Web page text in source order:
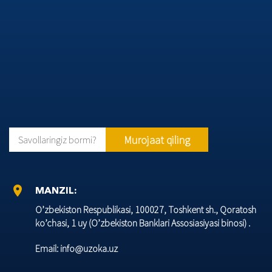
Savollaringiz bormi? Murojaat qiling
location_on
MANZIL:
O’zbеkiston Rеspublikasi, 100027, Toshkеnt sh., Qoratosh
ko’chasi, 1 uy (O’zbеkiston Banklari Assosiasiyasi binosi) .
Email: info@uzoka.uz